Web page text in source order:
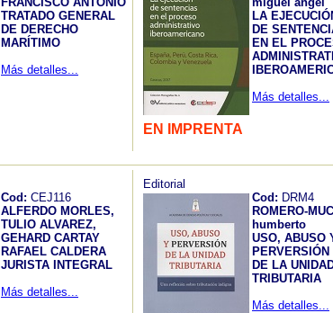
TRATADO GENERAL
DE DERECHO
MARÍTIMO
Más detalles...
LA
DE
EN EL
Más detalles...
EN IMPRENTA
Cod: CEJ116
ALFERDO MORLES,
TULIO ALVAREZ,
GEHARD CARTAY
RAFAEL CALDERA
JURISTA INTEGRAL
Más detalles...
Editorial
Cod: DRM4
ROMERO-MUCI
humberto
USO, ABUSO
PERVERSIÓN
DE LA
TRIBUTARIA
Más detalles...